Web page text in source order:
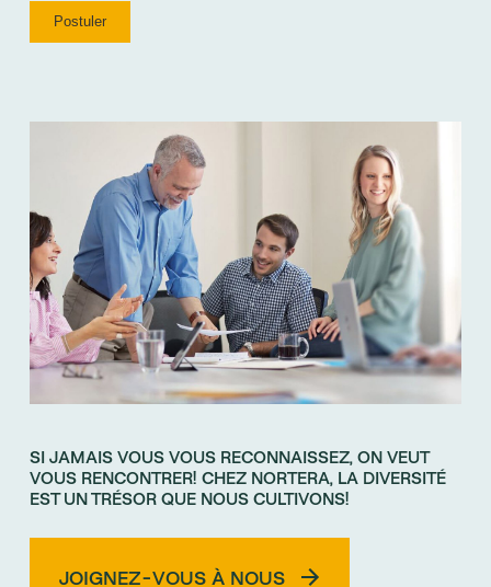
Postuler
SI JAMAIS VOUS VOUS RECONNAISSEZ, ON VEUT
VOUS RENCONTRER! CHEZ NORTERA, LA DIVERSITÉ
EST UN TRÉSOR QUE NOUS CULTIVONS!
JOIGNEZ-VOUS À NOUS